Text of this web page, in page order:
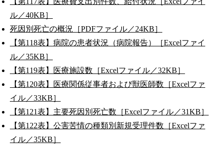
ル／40KB］
死因別死亡の概況［PDFファイル／24KB］
【第118表】病院の患者状況（病院報告）［Excelファイ
ル／35KB］
【第119表】医療施設数［Excelファイル／32KB］
【第120表】医療関係従事者および獣医師数［Excelファ
イル／33KB］
【第121表】主要死因別死亡数［Excelファイル／31KB］
【第122表】公害苦情の種類別新規受理件数［Excelファ
イル／35KB］